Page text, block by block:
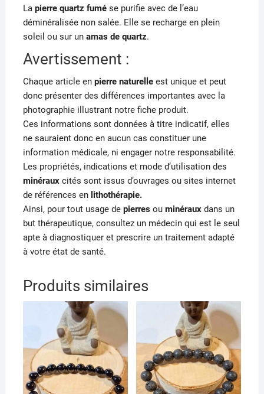
La pierre quartz fumése purifie avec de l’eau
déminéralisée non salée. Elle se recharge en plein
soleil ou sur unamas de quartz.
Avertissement :
Chaque article enpierre naturelleest unique et peut
donc présenter des différences importantes avec la
photographie illustrant notre fiche produit.
Ces informations sont données à titre indicatif, elles
ne sauraient donc en aucun cas constituer une
information médicale, ni engager notre responsabilité.
Les propriétés, indications et mode d’utilisation des
minérauxcités sont issus d’ouvrages ou sites internet
de références en lithothérapie.
Ainsi, pour tout usage de pierresou minérauxdans un
but thérapeutique, consultez un médecin qui est le seul
apte à diagnostiquer et prescrire un traitement adapté
à votre état de santé.
Produits similaires